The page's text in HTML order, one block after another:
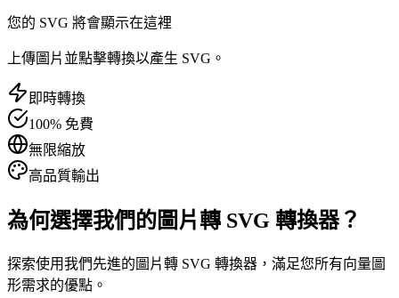
您的 SVG 將會顯示在這裡
上傳圖片並點擊轉換以產生 SVG。
即時轉換
100% 免費
無限縮放
高品質輸出
為何選擇我們的圖片轉 SVG 轉換器？
探索使用我們先進的圖片轉 SVG 轉換器，滿足您所有向量圖
形需求的優點。